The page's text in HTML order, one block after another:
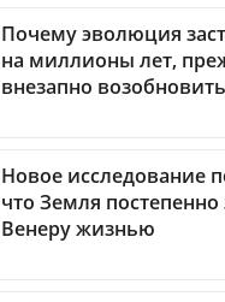
Почему эволюция
на миллионы лет,
внезапно
Новое исследование
что Земля постепенно
Венеру жизнью